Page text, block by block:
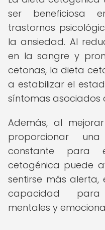
ser beneficiosa
trastornos
la ansiedad. Al
en la sangre y
cetonas, la dieta
a estabilizar el
síntomas asociados
Además, al
proporcionar
constante para
cetogénica puede
sentirse más
capacidad
mentales y